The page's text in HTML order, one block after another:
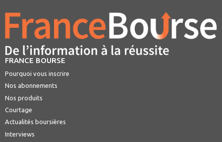
FRANCE BOURSE
Pourquoi vous inscrire
Nos abonnements
Nos produits
Courtage
Actualités boursières
Interviews